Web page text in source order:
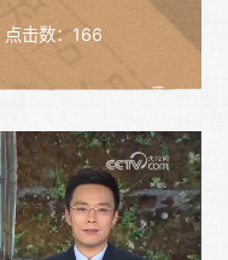
点击数：166